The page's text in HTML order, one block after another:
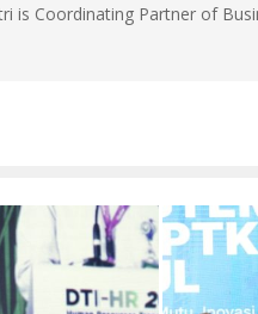
is Coordinating Partner of